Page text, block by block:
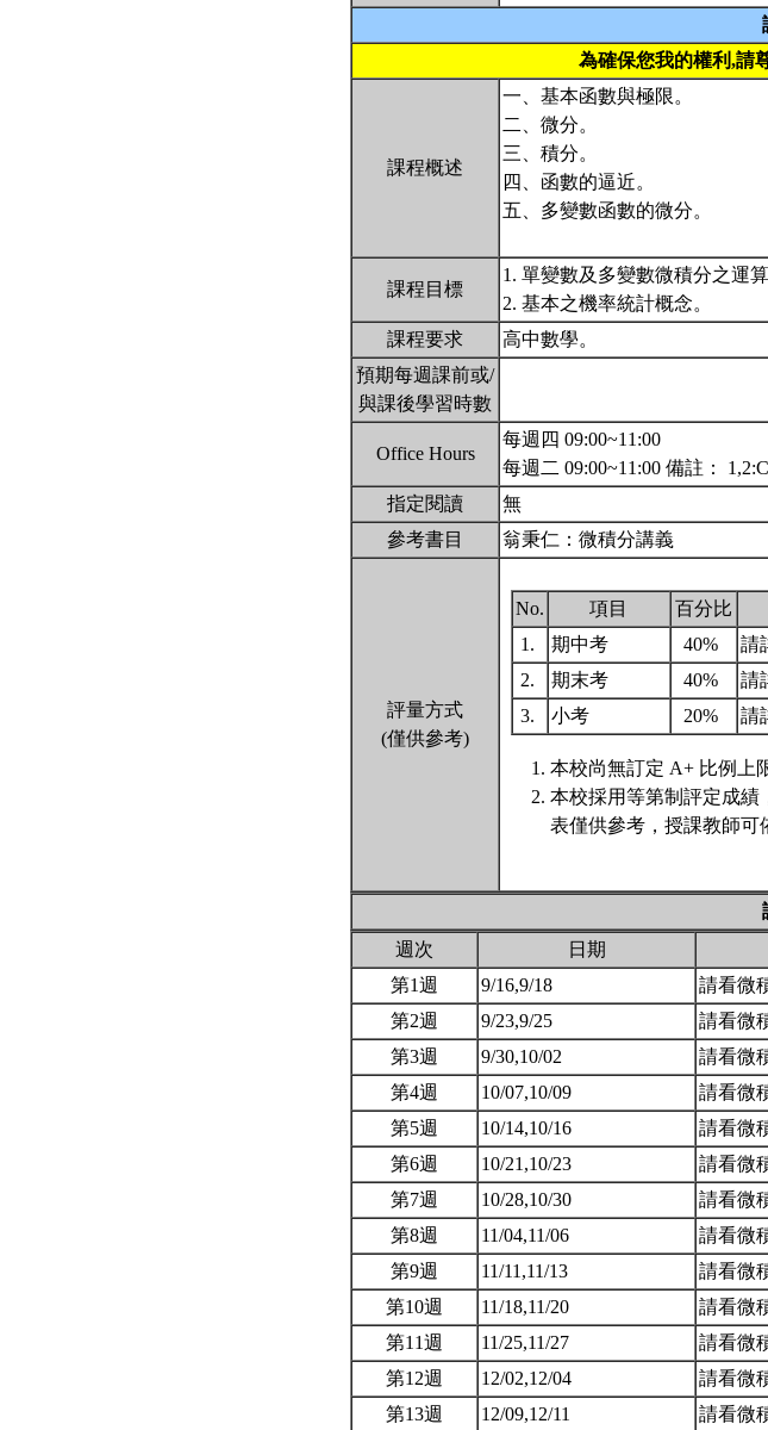
為確保您我的權利,請
課程概述
一、基本函數與極限。
二、微分。
三、積分。
四、函數的逼近。
五、多變數函數的微分。
課程目標
1. 單變數及多變數微積分之運算
2. 基本之機率統計概念。
課程要求
高中數學。
預期每週課前或/
與課後學習時數
Office Hours
每週四 09:00~11:00
每週二 09:00~11:00 備註：
指定閱讀
無
參考書目
翁秉仁：微積分講義
評量方式
(僅供參考)
No. 項目 百分比
1.
期中考 40%
請
2.
期末考 40%
請
3.
小考 20% 請
本校尚無訂定 A+ 比例上
本校採用等第制評定成績
表僅供參考，授課教師可
週次
日期
第1週
9/16,9/18
請看微
第2週
9/23,9/25
請看微
第3週
9/30,10/02
請看微
第4週
10/07,10/09
請看微
第5週
10/14,10/16
請看微
第6週
10/21,10/23
請看微
第7週
10/28,10/30
請看微
第8週
11/04,11/06
請看微
第9週
11/11,11/13
請看微
第10週
11/18,11/20
請看微
第11週
11/25,11/27
請看微
第12週
12/02,12/04
請看微
第13週
12/09,12/11 請看微